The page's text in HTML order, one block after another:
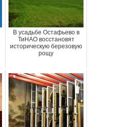
В усадьбе Остафьево в
ТиНАО восстановят
историческую березовую
рощу